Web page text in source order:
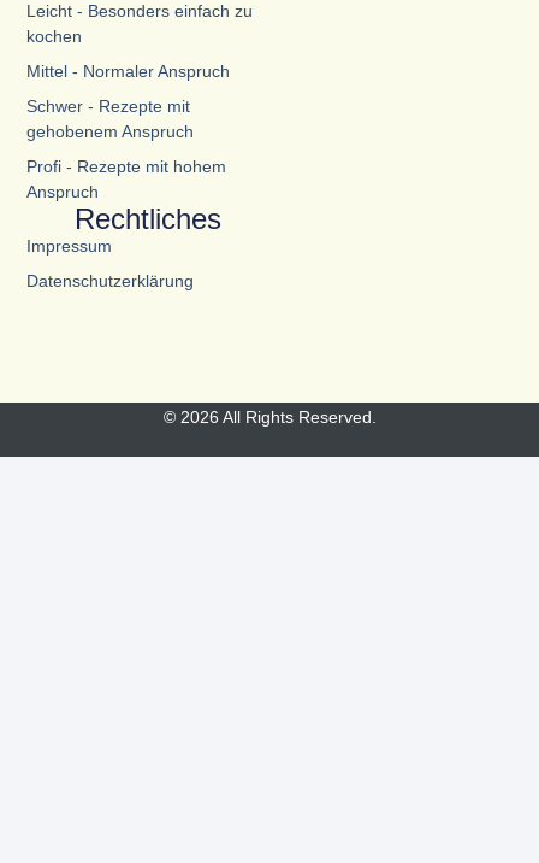
Leicht - Besonders einfach zu
kochen
Mittel - Normaler Anspruch
Schwer - Rezepte mit
gehobenem Anspruch
Profi - Rezepte mit hohem
Anspruch
Rechtliches
Impressum
Datenschutzerklärung
© 2026 All Rights Reserved.